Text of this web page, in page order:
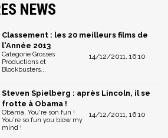
NEWS
Classement : les 20 meilleurs films de
l'Année 2013
14/12/2011, 16:10
Catégorie Grosses
Productions et
Blockbusters...
Steven Spielberg : après Lincoln, il se
frotte à Obama !
14/12/2011, 16:10
Obama, You're son fun !
You're so fun you blow my
mind !